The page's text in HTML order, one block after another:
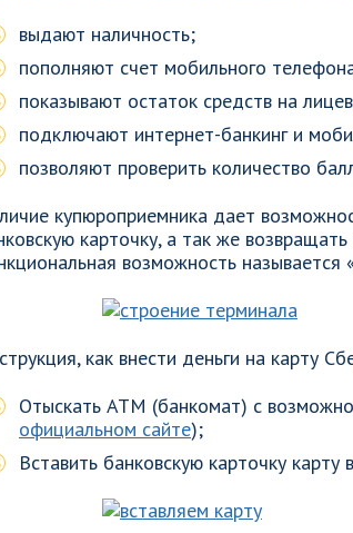
выдают наличность;
пополняют счет мобильного
показывают остаток средств на
подключают интернет-банкинг и
позволяют проверить количество
купюроприемника дает
карточку, а так же
возможность называется
как внести деньги на карту
Отыскать АТМ (банкомат) с
официальном сайте);
Вставить банковскую карточку